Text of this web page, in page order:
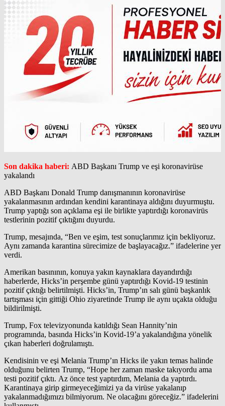
Son dakika haberi: ABD Başkanı Trump ve eşi koronavirüse
yakalandı
ABD Başkanı Donald Trump danışmanının koronavirüse
yakalanmasının ardından kendini karantinaya aldığını duyurmuştu.
Trump yaptığı son açıklama eşi ile birlikte yaptırdığı koronavirüs
testlerinin pozitif çıktığını duyurdu.
Trump, mesajında, “Ben ve eşim, test sonuçlarımız için bekliyoruz.
Aynı zamanda karantina sürecimize de başlayacağız.” ifadelerine yer
verdi.
Amerikan basınının, konuya yakın kaynaklara dayandırdığı
haberlerde, Hicks’in perşembe günü yaptırdığı Kovid-19 testinin
pozitif çıktığı belirtilmişti. Hicks’in, Trump’ın salı günü başkanlık
tartışması için gittiği Ohio ziyaretinde Trump ile aynı uçakta olduğu
bildirilmişti.
Trump, Fox televizyonunda katıldığı Sean Hannity’nin
programında, basında Hicks’in Kovid-19’a yakalandığına yönelik
çıkan haberleri doğrulamıştı.
Kendisinin ve eşi Melania Trump’ın Hicks ile yakın temas halinde
olduğunu belirten Trump, “Hope her zaman maske takıyordu ama
testi pozitif çıktı. Az önce test yaptırdım, Melania da yaptırdı.
Karantinaya girip girmeyeceğimizi ya da virüse yakalanıp
yakalanmadığımızı bilmiyorum. Ne olacağını göreceğiz.” ifadelerini